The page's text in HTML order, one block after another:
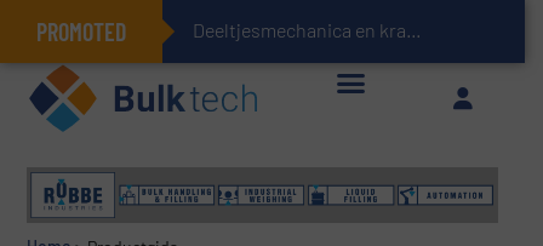
PROMOTED Deeltjesmechanica en krachtnetwerken in stortgoederen
Geïntegreerde doserings- en weegsystemen: Efficiëntie, kwaliteit en duurzaamheid in één oogopslag